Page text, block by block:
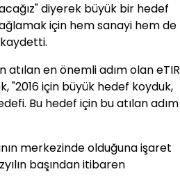
diyerek büyük bir hedef
için hem sanayi hem de
atılan en önemli adım olan eTIR
"2016 için büyük hedef koyduk,
Bu hedef için bu atılan adım
merkezinde olduğuna işaret
başından itibaren